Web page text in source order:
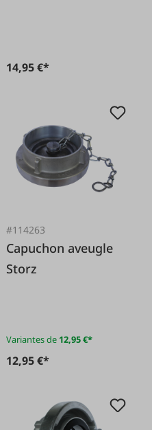
14,95 €*
#114263
Capuchon aveugle
Storz
Variantes de 12,95 €*
12,95 €*